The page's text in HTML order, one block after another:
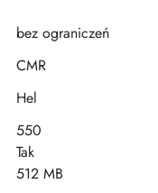
bez ograniczeń
CMR
Hel
550
Tak
512 MB